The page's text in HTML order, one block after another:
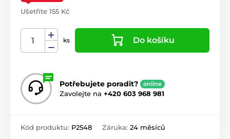
Ušetříte 155 Kč
ks Do košíku
Potřebujete poradit? online
Zavolejte na +420 603 968 981
Kód produktu: P2548 Záruka: 24 měsíců